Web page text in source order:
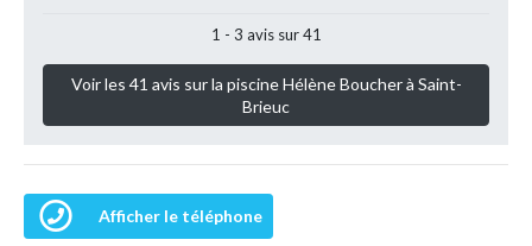
1 - 3 avis sur 41
Voir les 41 avis sur la piscine Hélène Boucher à Saint-
Brieuc
Afficher le téléphone